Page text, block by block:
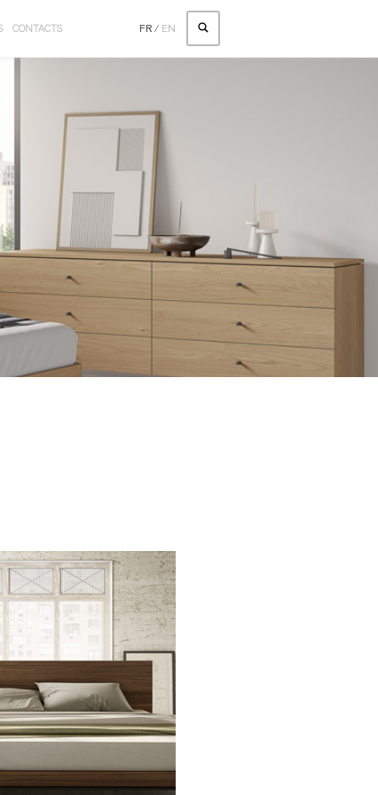
CONTACTS FR / EN